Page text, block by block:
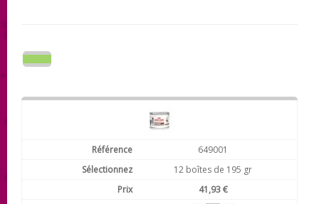
649001
12 boîtes de 195 gr
41,93 €